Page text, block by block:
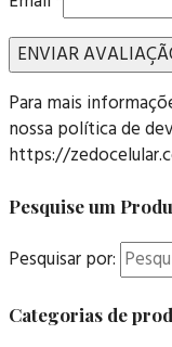
Para mais
nossa política de
https://
Pesquise um
Pesquisar por:
Categorias de